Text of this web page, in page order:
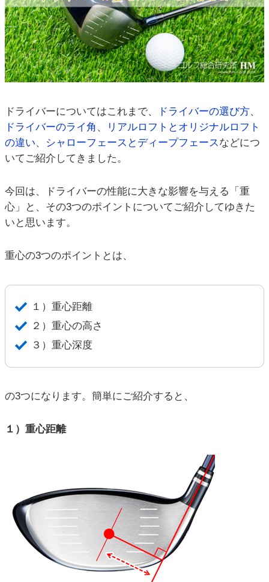
ドライバーについてはこれまで、 ドライバーの選び方、
ドライバーのライ角 、
リアルロフトとオリジナルロフト
の違い、 シャローフェースとディープフェースなどにつ
いてご紹介してきました。
今回は、ドライバーの性能に大きな影響を与える「重
心」と、その3つのポイントについてご紹介してゆきた
いと思います。
重心の3つのポイントとは、
１）重心距離
２）重心の高さ
３）重心深度
の3つになります。簡単にご紹介すると、
１）重心距離